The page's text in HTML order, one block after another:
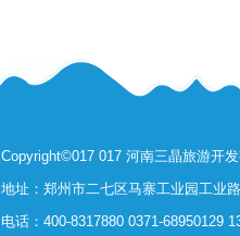
Copyright©017 017 河南三晶旅游开
地址：郑州市二七区马寨工业园工业
电话：400-8317880 0371-68950129